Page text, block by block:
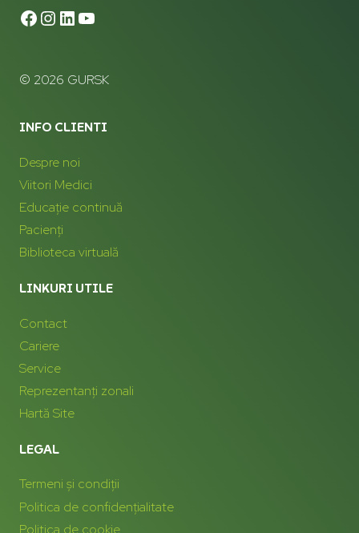
© 2026 GURSK
INFO CLIENTI
Despre noi
Viitori Medici
Educație continuă
Pacienți
Biblioteca virtuală
LINKURI UTILE
Contact
Cariere
Service
Reprezentanți zonali
Hartă Site
LEGAL
Termeni și condiții
Politica de confidențialitate
Politica de cookie